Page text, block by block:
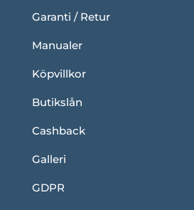
Garanti / Retur
Manualer
Köpvillkor
Butikslån
Cashback
Galleri
GDPR